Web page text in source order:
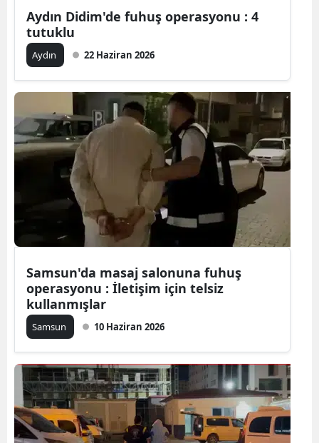
Aydın Didim'de fuhuş operasyonu : 4
tutuklu
Aydın 22 Haziran 2026
Samsun'da masaj salonuna fuhuş
operasyonu : İletişim için telsiz
kullanmışlar
Samsun 10 Haziran 2026